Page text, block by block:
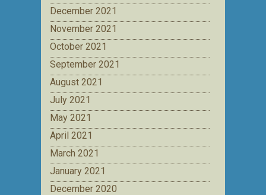
December 2021
November 2021
October 2021
September 2021
August 2021
July 2021
May 2021
April 2021
March 2021
January 2021
December 2020